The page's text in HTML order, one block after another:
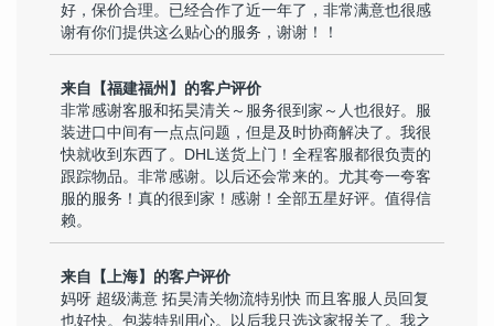
好，保价合理。已经合作了近一年了，非常满意也很感
谢有你们提供这么贴心的服务，谢谢！！
来自【福建福州】的客户评价
非常感谢客服和拓昊清关～服务很到家～人也很好。服
装进口中间有一点点问题，但是及时协商解决了。我很
快就收到东西了。DHL送货上门！全程客服都很负责的
跟踪物品。非常感谢。以后还会常来的。尤其夸一夸客
服的服务！真的很到家！感谢！全部五星好评。值得信
赖。
来自【上海】的客户评价
妈呀 超级满意 拓昊清关物流特别快 而且客服人员回复
也好快。包装特别用心。以后我只选这家报关了。我之